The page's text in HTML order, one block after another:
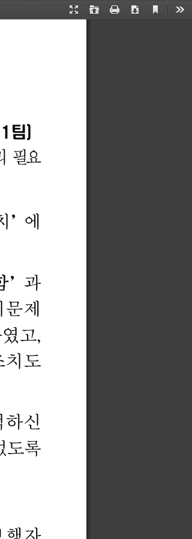
Presentation
Open Print Download
Current
1 팀)
필요
’
에
’
과
문제
고,
치도
하신
도록